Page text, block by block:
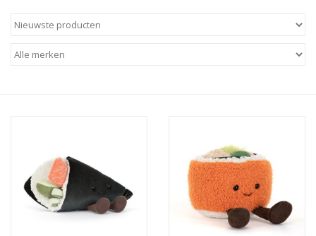
hebbedingen
boeken